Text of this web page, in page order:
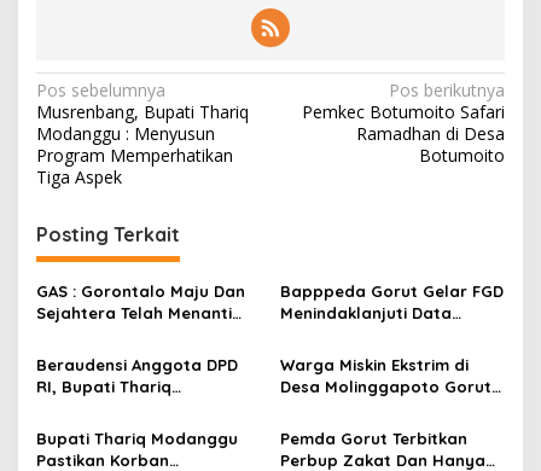
N
a
v
i
g
a
s
i
p
o
s
Pos sebelumnya
Musrenbang, Bupati Thariq
Modanggu : Menyusun
Program Memperhatikan
Tiga Aspek
Pos berikutnya
Pemkec Botumoito Safari
Ramadhan di Desa
Botumoito
Posting Terkait
GAS : Gorontalo Maju Dan
Sejahtera Telah Menanti
Bapppeda Gorut Gelar FGD
Menindaklanjuti Data
Kesejahteraan
Beraudensi Anggota DPD
RI, Bupati Thariq
Memperkenalkan Jakestra
Warga Miskin Ekstrim di
Desa Molinggapoto Gorut
Bupati Thariq Modanggu
Pastikan Korban
Pemda Gorut Terbitkan
Perbup Zakat Dan Hanya